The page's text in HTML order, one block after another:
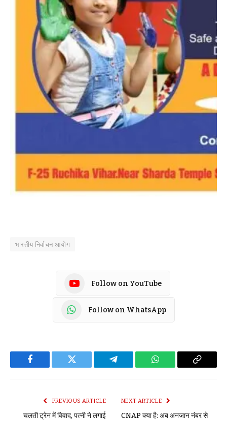
भारतीय निर्वाचन आयोग
Follow on YouTube
Follow on WhatsApp
Facebook Twitter Telegram WhatsApp Copy
PREVIOUS ARTICLE
चलती ट्रेन में विवाद, पत्नी ने लगाई
NEXT ARTICLE
CNAP क्या है: अब अनजान नंबर से